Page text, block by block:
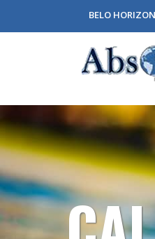
BELO